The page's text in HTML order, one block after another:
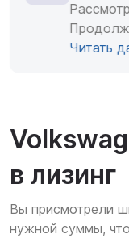
Читать
в лизинг
Вы присмотрели
нужной суммы,